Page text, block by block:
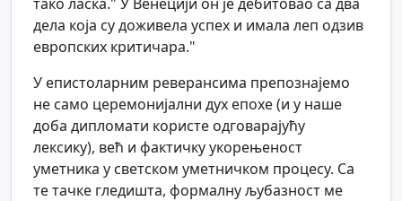
дела која су доживела успех и имала леп одзив
европских критичара."
У епистоларним реверансима препознајемо
не само церемонијални дух епохе (и у наше
доба дипломати користе одговарајућу
лексику), већ и фактичку укорењеност
уметника у светском уметничком процесу. Са
те тачке гледишта, формалну љубазност ме